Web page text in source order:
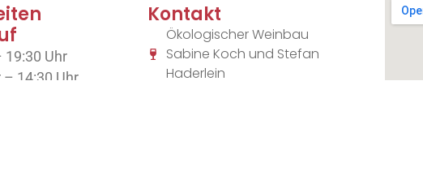
19:30 Uhr
– 14:30 Uhr
Kontakt
Ökologischer Weinbau
Sabine Koch und Stefan
Haderlein